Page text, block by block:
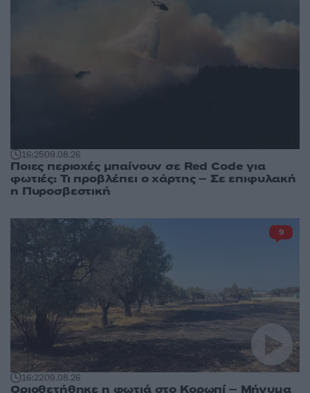
16:2509.08.26
Ποιες περιοχές μπαίνουν σε Red Code για
φωτιές: Τι προβλέπει ο χάρτης – Σε επιφυλακή
η Πυροσβεστική
16:2209.08.26
Οριοθετήθηκε η φωτιά στο Κορωπί – Μήνυμα
9